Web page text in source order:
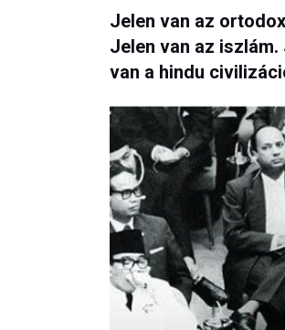
Jelen van az
Jelen van az
van a hindu